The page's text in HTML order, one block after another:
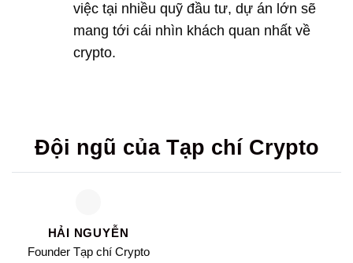
việc tại nhiều quỹ đầu tư, dự án lớn sẽ
mang tới cái nhìn khách quan nhất về
crypto.
Đội ngũ của Tạp chí Crypto
HẢI NGUYỄN
Founder Tạp chí Crypto